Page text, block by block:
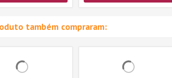
também compraram: